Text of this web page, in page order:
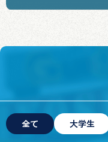
全て 大学生